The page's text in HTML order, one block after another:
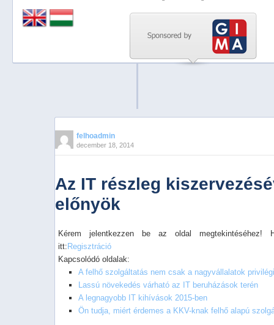
felhoadmin
december 18, 2014
Az IT részleg
előnyök
Kérem jelentkezzen be az oldal megtekintéséhez!
itt: Regisztráció
Kapcsolódó oldalak:
A felhő szolgáltatás nem csak a nagyvállalatok
Lassú növekedés várható az IT beruházások terén
A legnagyobb IT kihívások 2015-ben
Ön tudja, miért érdemes a KKV-knak felhő alapú